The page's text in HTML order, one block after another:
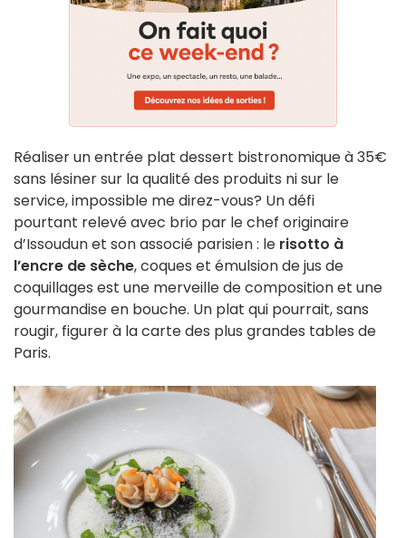
Réaliser un entrée plat dessert bistronomique à 35€
sans lésiner sur la qualité des produits ni sur le
service, impossible me direz-vous? Un défi
pourtant relevé avec brio par le chef originaire
d’Issoudun et son associé parisien : le risotto à
l’encre de sèche, coques et émulsion de jus de
coquillages est une merveille de composition et une
gourmandise en bouche. Un plat qui pourrait, sans
rougir, figurer à la carte des plus grandes tables de
Paris.